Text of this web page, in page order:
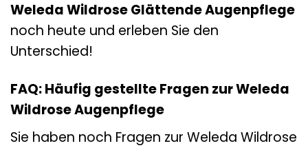
Weleda Wildrose Glättende Augenpflege
noch heute und erleben Sie den
Unterschied!
FAQ: Häufig gestellte Fragen zur Weleda
Wildrose Augenpflege
Sie haben noch Fragen zur Weleda Wildrose